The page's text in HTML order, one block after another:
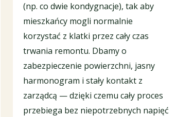
(np. co dwie kondygnacje), tak aby
mieszkańcy mogli normalnie
korzystać z klatki przez cały czas
trwania remontu. Dbamy o
zabezpieczenie powierzchni, jasny
harmonogram i stały kontakt z
zarządcą — dzięki czemu cały proces
przebiega bez niepotrzebnych napięć